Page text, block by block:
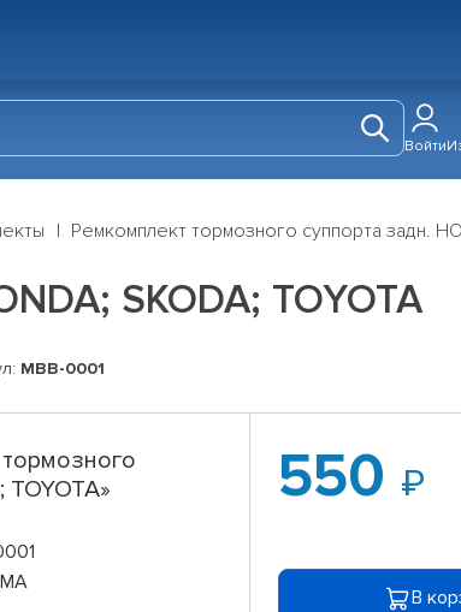
Войти
Ремкомплект тормозного суппорта задн.
SKODA; TOYOTA
MBB-0001
550
В